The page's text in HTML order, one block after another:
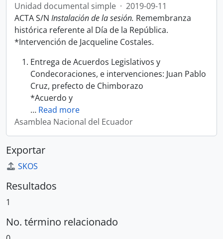
Unidad documental simple · 2019-09-11
ACTA S/N Instalación de la sesión. Remembranza
histórica referente al Día de la República.
*Intervención de Jacqueline Costales.
Entrega de Acuerdos Legislativos y
Condecoraciones, e intervenciones: Juan Pablo
Cruz, prefecto de Chimborazo
*Acuerdo y
… Read more
Asamblea Nacional del Ecuador
Exportar
SKOS
Resultados
1
No. término relacionado